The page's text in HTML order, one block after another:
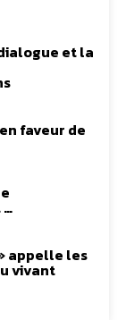
et la
faveur de
…
appelle les
vivant